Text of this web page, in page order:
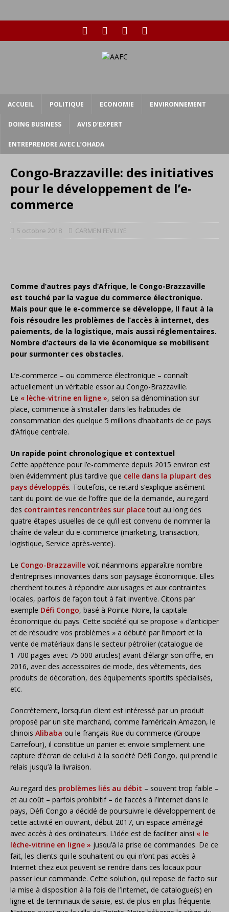
ACCUEIL POLITIQUE ECONOMIE ENVIRONNEMENT
DOING BUSINESS AVIS D’EXPERT
ENTREPRENDRE AVEC L’OHADA
Congo-Brazzaville: des initiatives
pour le développement de l’e-
commerce
5 octobre 2018 CARMEN FEVILIYE
Comme d’autres pays d’Afrique, le Congo-Brazzaville
est touché par la vague du commerce électronique.
Mais pour que le e-commerce se développe, Il faut à la
fois résoudre les problèmes de l’accès à internet, des
paiements, de la logistique, mais aussi réglementaires.
Nombre d’acteurs de la vie économique se mobilisent
pour surmonter ces obstacles.
L’e-commerce – ou commerce électronique – connaît
actuellement un véritable essor au Congo-Brazzaville.
Le « lèche-vitrine en ligne », selon sa dénomination sur
place, commence à s’installer dans les habitudes de
consommation des quelque 5 millions d’habitants de ce pays
d’Afrique centrale.
Un rapide point chronologique et contextuel
Cette appétence pour l’e-commerce depuis 2015 environ est
bien évidemment plus tardive que celle dans la plupart des
pays développés. Toutefois, ce retard s’explique aisément
tant du point de vue de l’offre que de la demande, au regard
des contraintes rencontrées sur placetout au long des
quatre étapes usuelles de ce qu’il est convenu de nommer la
chaîne de valeur du e-commerce (marketing, transaction,
logistique, Service après-vente).
Le Congo-Brazzaville voit néanmoins apparaître nombre
d’entreprises innovantes dans son paysage économique. Elles
cherchent toutes à répondre aux usages et aux contraintes
locales, parfois de façon tout à fait inventive. Citons par
exemple Défi Congo, basé à Pointe-Noire, la capitale
économique du pays. Cette société qui se propose « d’anticiper
et de résoudre vos problèmes » a débuté par l’import et la
vente de matériaux dans le secteur pétrolier (catalogue de
1 700 pages avec 75 000 articles) avant d’élargir son offre, en
2016, avec des accessoires de mode, des vêtements, des
produits de décoration, des équipements sportifs spécialisés,
etc.
Concrètement, lorsqu’un client est intéressé par un produit
proposé par un site marchand, comme l’américain Amazon, le
chinois Alibaba ou le français Rue du commerce (Groupe
Carrefour), il constitue un panier et envoie simplement une
capture d’écran de celui-ci à la société Défi Congo, qui prend le
relais jusqu’à la livraison.
Au regard des problèmes liés au débit – souvent trop faible –
et au coût – parfois prohibitif – de l’accès à l’Internet dans le
pays, Défi Congo a décidé de poursuivre le développement de
cette activité en ouvrant, début 2017, un espace aménagé
avec accès à des ordinateurs. L’idée est de faciliter ainsi « le
lèche-vitrine en ligne » jusqu’à la prise de commandes. De ce
fait, les clients qui le souhaitent ou qui n’ont pas accès à
Internet chez eux peuvent se rendre dans ces locaux pour
passer leur commande. Cette solution, qui repose de facto sur
la mise à disposition à la fois de l’Internet, de catalogue(s) en
ligne et de terminaux de saisie, est de plus en plus fréquente.